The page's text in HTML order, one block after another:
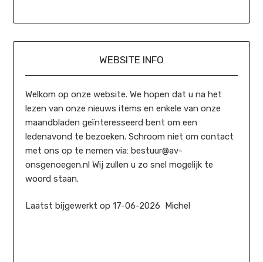
WEBSITE INFO
Welkom op onze website. We hopen dat u na het
lezen van onze nieuws items en enkele van onze
maandbladen geïnteresseerd bent om een
ledenavond te bezoeken. Schroom niet om contact
met ons op te nemen via: bestuur@av-
onsgenoegen.nl Wij zullen u zo snel mogelijk te
woord staan.
Laatst bijgewerkt op 17-06-2026 Michel